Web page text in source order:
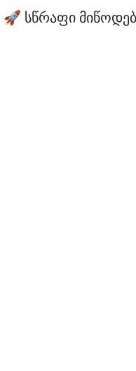
🚀 სწრაფი